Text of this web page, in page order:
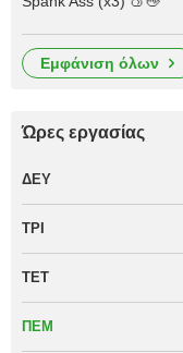
εμφάνιση όλων
Ώρες εργασίας
ΔΕΥ
ΤΡΙ
ΤΕΤ
ΠΕΜ